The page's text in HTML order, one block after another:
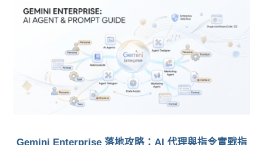
Gemini Enterprise 落地攻略：AI 代理與指令實戰指